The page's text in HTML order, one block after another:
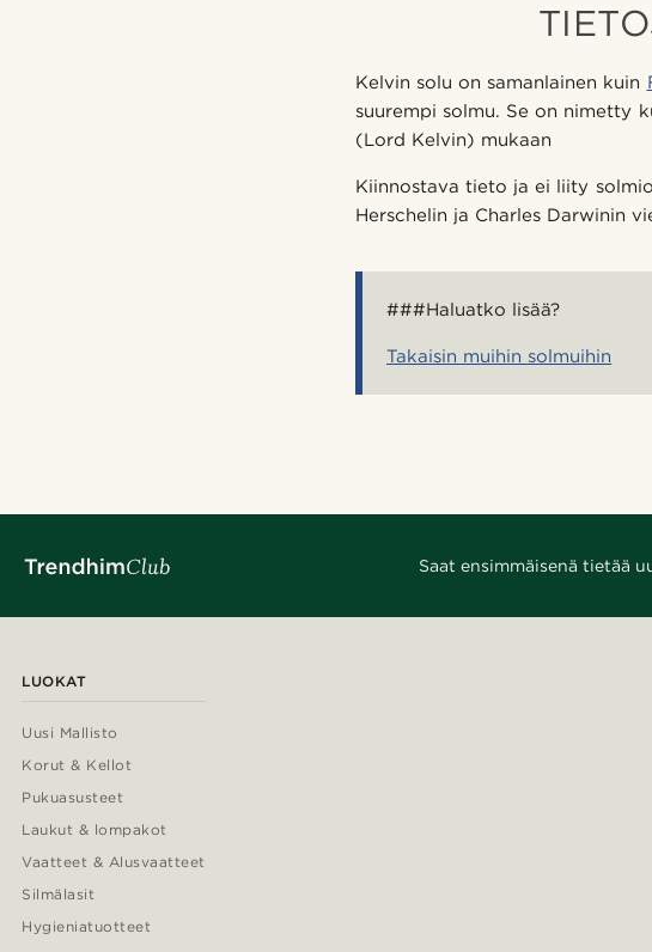
Kelvin solu on samanlainen kuin
suurempi solmu. Se on nimetty
(Lord Kelvin) mukaan
Kiinnostava tieto ja ei liity
Herschelin ja Charles Darwinin
###Haluatko lisää?
Takaisin muihin solmuihin
Saat ensimmäisenä tietää
LUOKAT
Uusi Mallisto
Korut & Kellot
Pukuasusteet
Laukut & lompakot
Vaatteet & Alusvaatteet
Silmälasit
Hygieniatuotteet